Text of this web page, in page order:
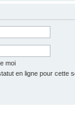
moi
en ligne pour cette